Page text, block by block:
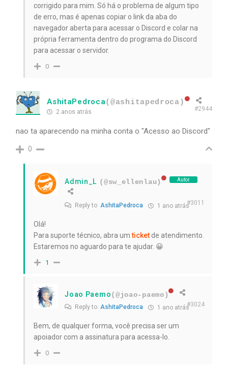
corrigido para mim. Só há o problema de algum tipo
de erro, mas é apenas copiar o link da aba do
navegador aberta para acessar o Discord e colar na
própria ferramenta dentro do programa do Discord
para acessar o servidor.
0
AshitaPedroca(@ashitapedroca)
2 anos atrás #2944
nao ta aparecendo na minha conta o "Acesso ao Discord"
0
Admin_L (@sw_ellenlau) Autor
Reply toAshitaPedroca 1 ano atrás#3011
Olá!
Para suporte técnico, abra umticket de atendimento.
Estaremos no aguardo para te ajudar. 😀
1
Joao Paemo(@joao-paemo)
Reply toAshitaPedroca 1 ano atrás#3024
Bem, de qualquer forma, você precisa ser um
apoiador com a assinatura para acessa-lo.
0